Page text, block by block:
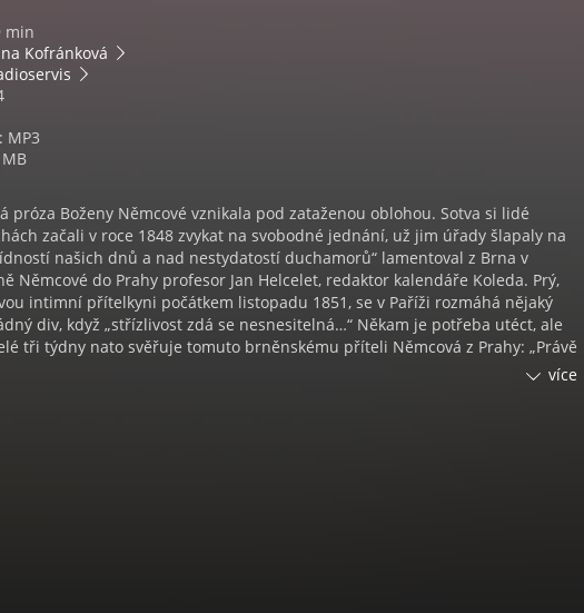
min
Kofránková
MP3
próza Boženy Němcové vznikala pod zataženou oblohou. Sotva si lidé
začali v roce 1848 zvykat na svobodné jednání, už jim úřady šlapaly na
našich dnů a nad nestydatostí duchamorů“ lamentoval z Brna v
Němcové do Prahy profesor Jan Helcelet, redaktor kalendáře Koleda. Prý,
intimní přítelkyni počátkem listopadu 1851, se v Paříži rozmáhá nějaký
div, když „střízlivost zdá se nesnesitelná…“ Někam je potřeba utéct, ale
tři týdny nato svěřuje tomuto brněnskému příteli Němcová z Prahy: „Právě
zprávu o odvežení Hav.(líčka) do Tyrol – Nic, pranic nedokládám – jen že více